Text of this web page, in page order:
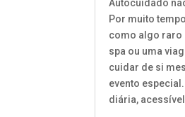
Autocuidado
Por muito
como algo raro
spa ou uma
cuidar de si
evento
diária, acessível